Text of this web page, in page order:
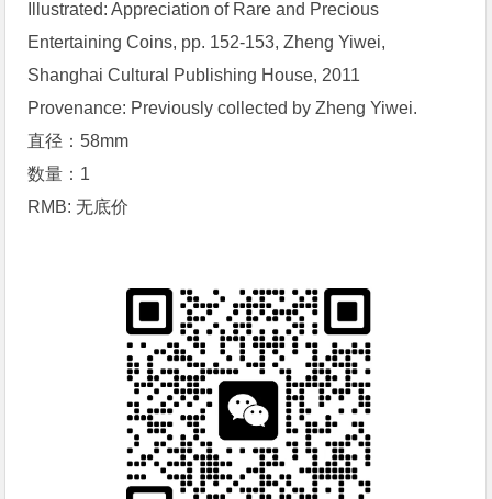
Illustrated: Appreciation of Rare and Precious
Entertaining Coins, pp. 152-153, Zheng Yiwei,
Shanghai Cultural Publishing House, 2011
Provenance: Previously collected by Zheng Yiwei.
直径：58mm
数量：1
RMB: 无底价